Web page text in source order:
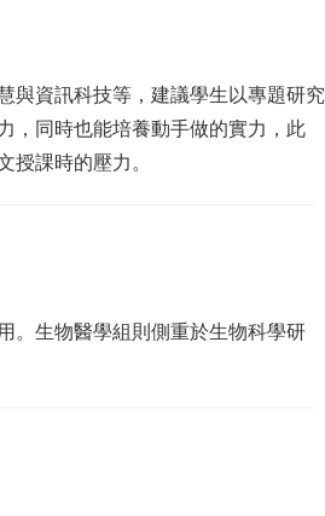
與資訊科技等，建議學生以專題研究
，同時也能培養動手做的實力，此
授課時的壓力。
。生物醫學組則側重於生物科學研